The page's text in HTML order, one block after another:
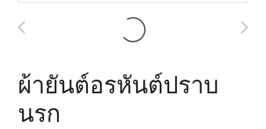
ผ้ายันต์อรหันต์ปราบ
นรก